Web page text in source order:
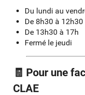
Du lundi au
De 8h30 à 12h30
De 13h30 à 17h
Fermé le jeudi
🧾 Pour une
CLAE